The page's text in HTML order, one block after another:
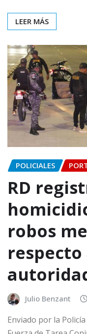
LEER MÁS
POLICIALES
RD
robos
respecto
Julio Benzant
Enviado por la